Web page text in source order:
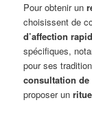
Pour obtenir un
choisissent de
d’affection
spécifiques,
pour ses
consultation
proposer un